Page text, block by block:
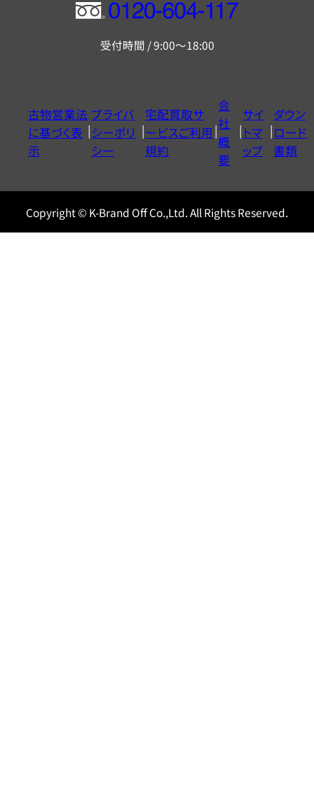
フ
ー
ヤ
ル
0120604117
受付時間 / 9:00～18:00
古物営業法
に基づく表
示
プライバ
シーポリ
シー
宅配買取サ
ービスご利用
規約
会
社
概
要
サイ
トマ
ップ
ダウン
ロード
書類
Copyright © K-Brand Off Co.,Ltd. All Rights Reserved.